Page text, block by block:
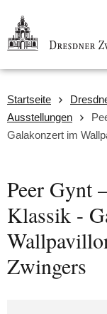
Startseite
Ausstellungen
Galakonzert im
Peer Gynt
Klassik -
Zwingers